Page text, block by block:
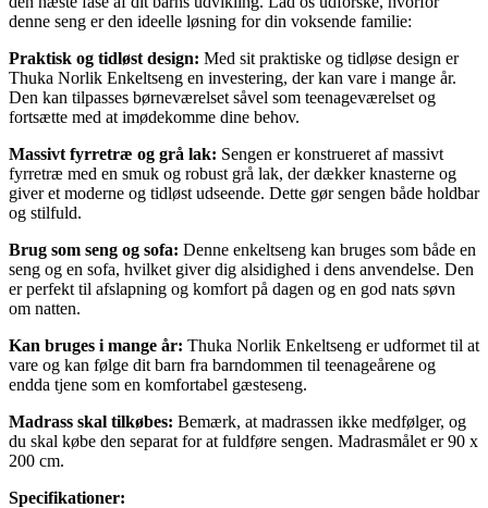
denne seng er den ideelle løsning for din voksende familie:
Praktisk og tidløst design: Med sit praktiske og tidløse design er
Thuka Norlik Enkeltseng en investering, der kan vare i mange år.
Den kan tilpasses børneværelset såvel som teenageværelset og
fortsætte med at imødekomme dine behov.
Massivt fyrretræ og grå lak: Sengen er konstrueret af massivt
fyrretræ med en smuk og robust grå lak, der dækker knasterne og
giver et moderne og tidløst udseende. Dette gør sengen både holdbar
og stilfuld.
Brug som seng og sofa: Denne enkeltseng kan bruges som både en
seng og en sofa, hvilket giver dig alsidighed i dens anvendelse. Den
er perfekt til afslapning og komfort på dagen og en god nats søvn
om natten.
Kan bruges i mange år: Thuka Norlik Enkeltseng er udformet til at
vare og kan følge dit barn fra barndommen til teenageårene og
endda tjene som en komfortabel gæsteseng.
Madrass skal tilkøbes: Bemærk, at madrassen ikke medfølger, og
du skal købe den separat for at fuldføre sengen. Madrasmålet er 90 x
200 cm.
Specifikationer: